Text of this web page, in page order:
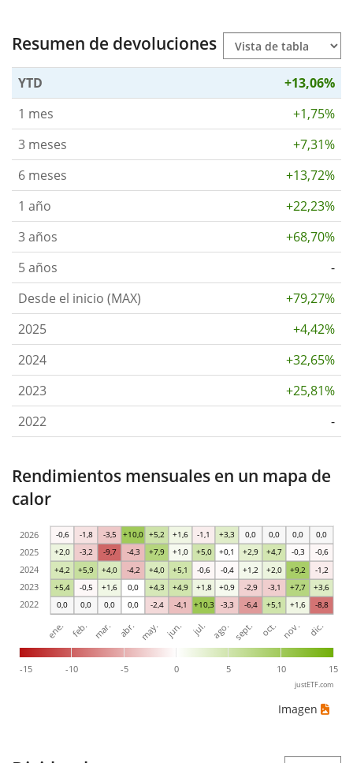
Resumen de devoluciones
YTD
+13,06%
1 mes
+1,75%
3 meses
+7,31%
6 meses
+13,72%
1 año
+22,23%
3 años
+68,70%
5 años
-
Desde el inicio (MAX)
+79,27%
2025
+4,42%
2024
+32,65%
2023
+25,81%
2022
-
Rendimientos mensuales en un mapa de
calor
0,0 0,0 0,0 0,0 -2,4 -4,1 +10,3 -3,3 -6,4 +5,1 +1,6 -8,8
+5,4 -0,5 +1,6 0,0 +4,3 +4,9 +1,8 +0,9 -2,9 -3,1 +7,7 +3,6
+4,2 +5,9 +4,0 -4,2 +4,0 +5,1 -0,6 -0,4 +1,2 +2,0 +9,2 -1,2
+2,0 -3,2 -9,7 -4,3 +7,9 +1,0 +5,0 +0,1 +2,9 +4,7 -0,3 -0,6
-0,6 -1,8 -3,5 +10,0 +5,2 +1,6 -1,1 +3,3 0,0 0,0 0,0 0,0
-15 -10 -5 0 5 10 15
ene. feb. mar. abr. may. jun. jul. ago. sept. oct. nov. dic.
2022
2023
2024
2025
2026
justETF.com
Imagen